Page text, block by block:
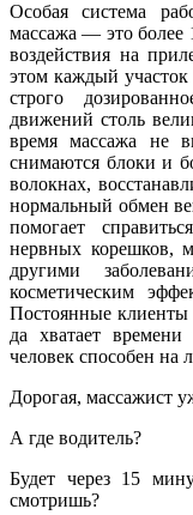
Особая система
массажа — это более
воздействия на
этом каждый
строго
движений столь
время массажа не
снима­ются блоки и
волокнах,
нормальный обмен
помогает
нервных корешков,
другими
косметическим
Постоянные
да хватает времени
человек спо­собен на
Дорогая, массажист
А где водитель?
Будет через 15
смотришь?